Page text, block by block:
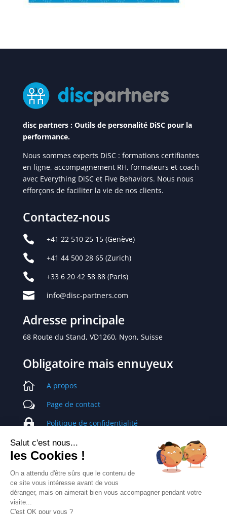
disc partners : Outils de personalité DiSC pour la
performance.
Nous sommes experts DiSC : formations certifiantes
en ligne, accompagnement RH, formateurs et coach
avec Everything DiSC et Five Behaviors. Nous nous
efforçons de faciliter la vie de nos clients.
Contactez-nous
 +41 22 510 25 15(Genève)
 +41 44 500 28 65(Zurich)
 +33 6 20 42 58 88 (Paris)
 info@disc-partners.com
Adresse principale
68 Route du Stand, VD1260, Nyon, Suisse
Obligatoire mais ennuyeux
 A propos
w Page de contact
 Politique de confidentialité

Conditions commerciales
Learning Partners Int SARL
Genève, Zurich, Paris
Salut c'est nous...
les Cookies !
On a attendu d'être sûrs que le contenu de
ce site vous intéresse avant de vous
déranger, mais on aimerait bien vous accompagner pendant votre
visite...
C'est OK pour vous ?